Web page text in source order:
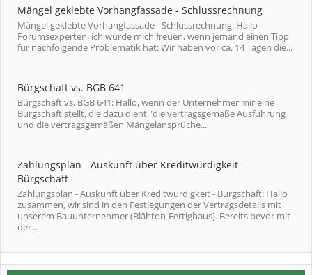
Mängel geklebte Vorhangfassade - Schlussrechnung
Mängel geklebte Vorhangfassade - Schlussrechnung: Hallo
Forumsexperten, ich würde mich freuen, wenn jemand einen Tipp
für nachfolgende Problematik hat: Wir haben vor ca. 14 Tagen die...
Bürgschaft vs. BGB 641
Bürgschaft vs. BGB 641: Hallo, wenn der Unternehmer mir eine
Bürgschaft stellt, die dazu dient "die vertragsgemäße Ausführung
und die vertragsgemäßen Mängelansprüche...
Zahlungsplan - Auskunft über Kreditwürdigkeit -
Bürgschaft
Zahlungsplan - Auskunft über Kreditwürdigkeit - Bürgschaft: Hallo
zusammen, wir sind in den Festlegungen der Vertragsdetails mit
unserem Bauunternehmer (Blähton-Fertighaus). Bereits bevor mit
der...